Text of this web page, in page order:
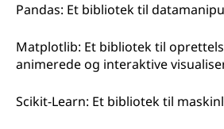
Pandas: Et bibliotek til
Matplotlib: Et bibliotek til
animerede og interaktive
Scikit-Learn: Et bibliotek til